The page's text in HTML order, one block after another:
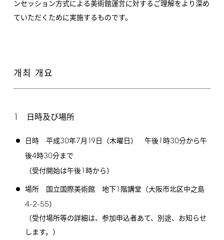
ンセッション方式による美術館運営に対するご理解をより深め
ていただくために実施するものです。
개최 개요
1 日時及び場所
日時 平成30年7月 19日（木曜日） 午後1 時30分から午
後4時30分まで
（受付開始は午後1 時から）
場所 国立国際美術館 地下1 階講堂（大阪市北区中之島
4-2-55）
（受付場所等の詳細は、参加申込者あて、別途、お知らせ
します。）